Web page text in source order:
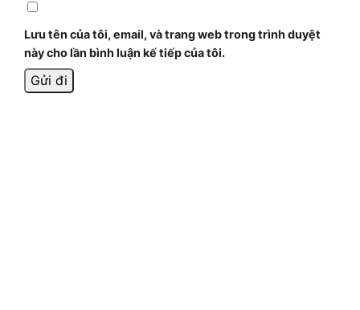
Lưu tên của tôi, email, và trang web trong trình duyệt
này cho lần bình luận kế tiếp của tôi.